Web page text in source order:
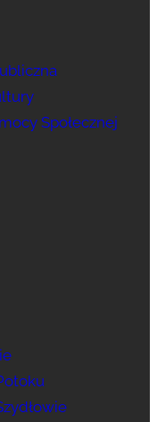
Społecznej